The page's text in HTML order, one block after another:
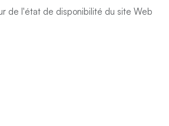
de l'état de disponibilité du site Web